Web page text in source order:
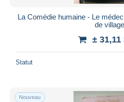
La Comédie humaine - Le
de village
± 31,11
Statut
Nouveau